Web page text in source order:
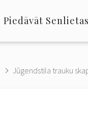
Piedāvāt Senlietas
Jūgendstila trauku